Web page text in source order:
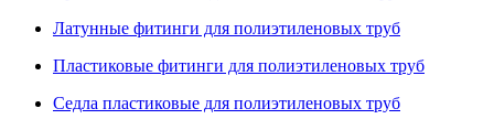
Латунные фитинги для полиэтиленовых труб
Пластиковые фитинги для полиэтиленовых труб
Седла пластиковые для полиэтиленовых труб